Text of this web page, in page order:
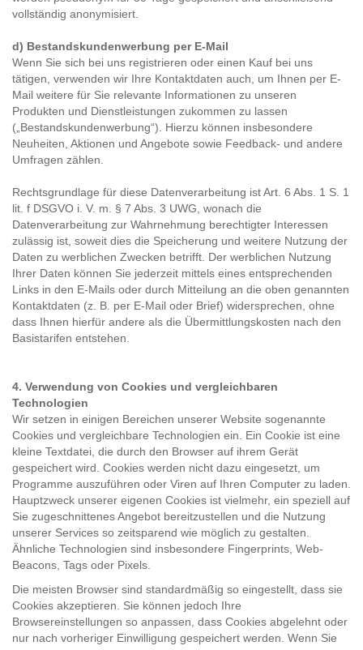
vollständig anonymisiert.
d) Bestandskundenwerbung per E-Mail
Wenn Sie sich bei uns registrieren oder einen Kauf bei uns
tätigen, verwenden wir Ihre Kontaktdaten auch, um Ihnen per E-
Mail weitere für Sie relevante Informationen zu unseren
Produkten und Dienstleistungen zukommen zu lassen
(„Bestandskundenwerbung“). Hierzu können insbesondere
Neuheiten, Aktionen und Angebote sowie Feedback- und andere
Umfragen zählen.
Rechtsgrundlage für diese Datenverarbeitung ist Art. 6 Abs. 1 S. 1
lit. f DSGVO i. V. m. § 7 Abs. 3 UWG, wonach die
Datenverarbeitung zur Wahrnehmung berechtigter Interessen
zulässig ist, soweit dies die Speicherung und weitere Nutzung der
Daten zu werblichen Zwecken betrifft. Der werblichen Nutzung
Ihrer Daten können Sie jederzeit mittels eines entsprechenden
Links in den E-Mails oder durch Mitteilung an die oben genannten
Kontaktdaten (z. B. per E-Mail oder Brief) widersprechen, ohne
dass Ihnen hierfür andere als die Übermittlungskosten nach den
Basistarifen entstehen.
4. Verwendung von Cookies und vergleichbaren
Technologien
Wir setzen in einigen Bereichen unserer Website sogenannte
Cookies und vergleichbare Technologien ein. Ein Cookie ist eine
kleine Textdatei, die durch den Browser auf ihrem Gerät
gespeichert wird. Cookies werden nicht dazu eingesetzt, um
Programme auszuführen oder Viren auf Ihren Computer zu laden.
Hauptzweck unserer eigenen Cookies ist vielmehr, ein speziell auf
Sie zugeschnittenes Angebot bereitzustellen und die Nutzung
unserer Services so zeitsparend wie möglich zu gestalten.
Ähnliche Technologien sind insbesondere Fingerprints, Web-
Beacons, Tags oder Pixels.
Die meisten Browser sind standardmäßig so eingestellt, dass sie
Cookies akzeptieren. Sie können jedoch Ihre
Browsereinstellungen so anpassen, dass Cookies abgelehnt oder
nur nach vorheriger Einwilligung gespeichert werden. Wenn Sie